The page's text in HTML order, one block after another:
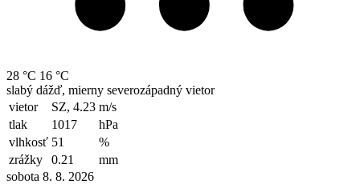
28 °C 16 °C
slabý dážď, mierny severozápadný vietor
vietor
SZ, 4.23 m/s
tlak
1017
hPa
vlhkosť 51
%
zrážky
0.21
mm
sobota 8. 8. 2026